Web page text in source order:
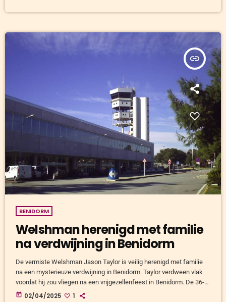
goedgekeurd en bijna aanbesteed […]
insert_link
BENIDORM
Welshman herenigd met familie
na verdwijning in Benidorm
De vermiste Welshman Jason Taylor is veilig herenigd met familie
na een mysterieuze verdwijning in Benidorm. Taylor verdween vlak
voordat hij zou vliegen na een vrijgezellenfeest in Benidorm. De 36-
jarige man uit Powys, Wales, zou zaterdagmorgen een vlucht nemen
today 02/04/2025 1